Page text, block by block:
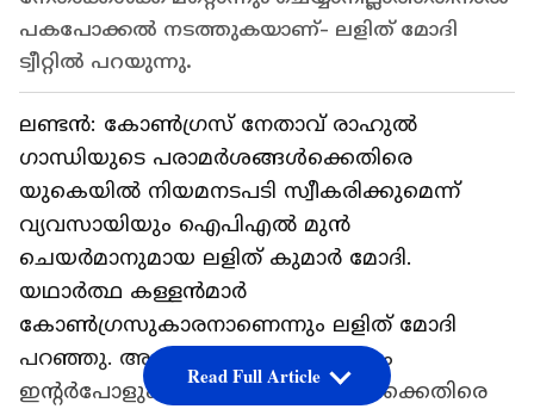
പകപോക്കല്‍ നടത്തുകയാണ്- ലളിത് മോദി
ട്വീറ്റില്‍ പറയുന്നു.
ലണ്ടന്‍: കോണ്‍ഗ്രസ് നേതാവ് രാഹുല്‍
ഗാന്ധിയുടെ പരാമര്‍ശങ്ങള്‍ക്കെതിരെ
യുകെയില്‍ നിയമനടപടി സ്വീകരിക്കുമെന്ന്
വ്യവസായിയും ഐപിഎല്‍ മുന്‍
ചെയര്‍മാനുമായ ലളിത് കുമാർ മോദി.
യഥാര്‍ത്ഥ കള്ളന്‍മാര്‍
കോണ്‍ഗ്രസുകാരനാണെന്നും ലളിത് മോദി
പറഞ്ഞു. അന്താരാഷ്ട്ര കോടതിയും
ഇന്റര്‍പോളും ആവശ്യപ്പെട്ടിട്ടും തനിക്കെതിരെ
Read Full Article